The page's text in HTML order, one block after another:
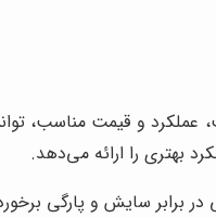
عملکرد و قیمت مناسب،
بهتری را ارائه می‌دهد.
در برابر سایش و پارگی